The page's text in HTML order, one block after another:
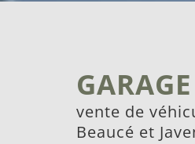
vente de
Beaucé et